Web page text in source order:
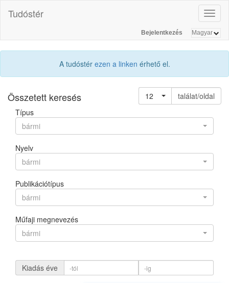
Tudóstér
Bejelentkezés
A tudóstér ezen a linken érhető el.
Összetett keresés 12
találat/oldal
Típus
bármi
Nyelv
bármi
Publikációtípus
bármi
Műfaji megnevezés
bármi
Kiadás éve